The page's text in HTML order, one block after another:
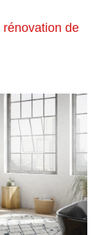
rénovation de